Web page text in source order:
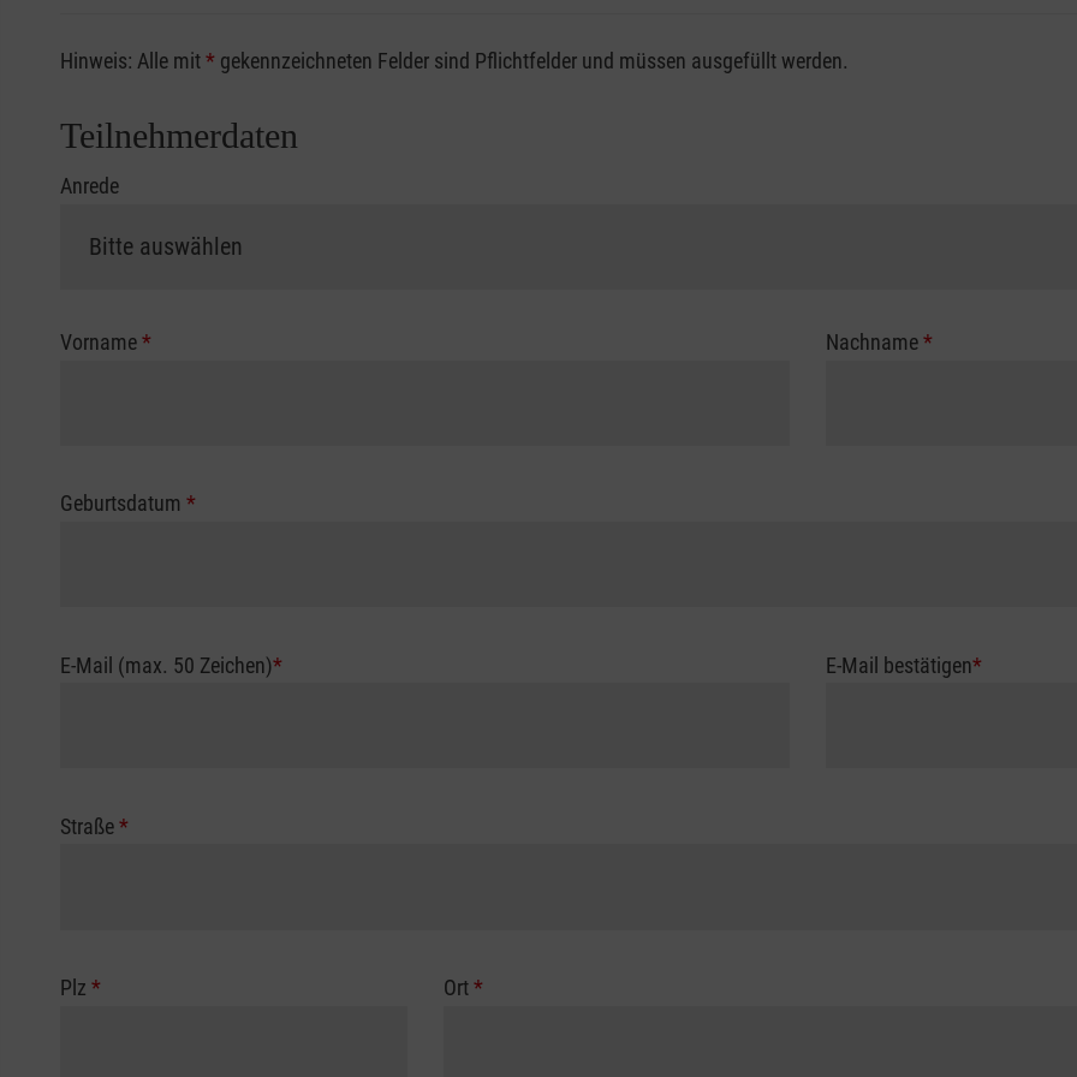
Sofern Sie ein Kostenübernahmeverfahren Ihrer Berufsgenossenschaft / Unfallkasse nutzen, beachten Sie bitte,
vorliegen müssen. Andernfalls erfolgt eine Abrechnung der vollen Kursgebühr als Selbstzahler.
Hinweis: Alle mit* gekennzeichneten Felder sind Pflichtfelder und müssen ausgefüllt werden.
Teilnehmerdaten
Anrede
Vorname* Nachname*
Geburtsdatum *
E-Mail (max. 50 Zeichen)* E-Mail bestätigen*
Straße*
Plz * Ort*